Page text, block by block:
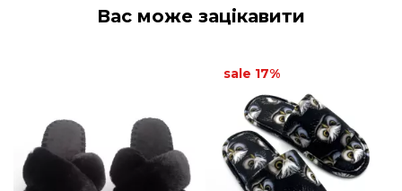
Вас може зацікавити
sale 17%